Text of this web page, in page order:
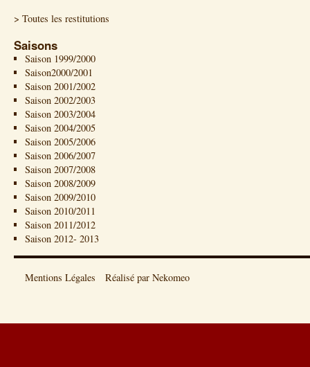
> Toutes les restitutions
Saisons
Saison 1999/2000
Saison2000/2001
Saison 2001/2002
Saison 2002/2003
Saison 2003/2004
Saison 2004/2005
Saison 2005/2006
Saison 2006/2007
Saison 2007/2008
Saison 2008/2009
Saison 2009/2010
Saison 2010/2011
Saison 2011/2012
Saison 2012- 2013
Mentions Légales Réalisé par Nekomeo